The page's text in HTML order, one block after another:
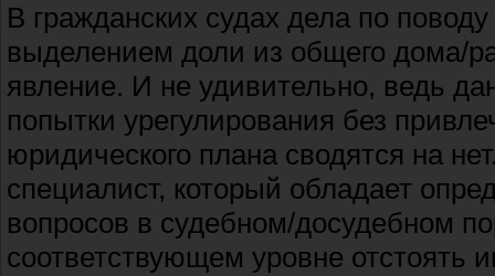
В гражданских судах дела по
выделением доли из общего дома/
явление. И не удивительно, ведь
попытки урегулирования без
юридического плана сводятся на
специалист, который обладает
вопросов в судебном/досудебном
соответствующем уровне отстоять